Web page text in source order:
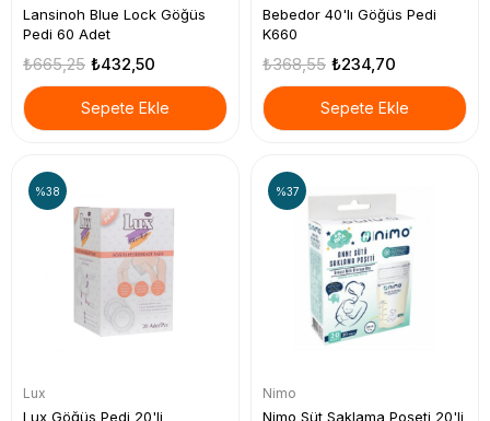
Lansinoh Blue Lock Göğüs
Pedi 60 Adet
₺432,50
₺665,25
Sepete Ekle
Bebedor 40'lı Göğüs Pedi
K660
₺234,70
₺368,55
Sepete Ekle
Lux
Lux Göğüs Pedi 20'li
%38
Nimo
Nimo Süt Saklama Poşeti 20'li
%37